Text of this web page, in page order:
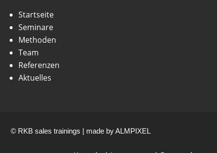
Startseite
Seminare
Methoden
Team
Referenzen
Aktuelles
© RKB sales trainings | made byALMPIXEL